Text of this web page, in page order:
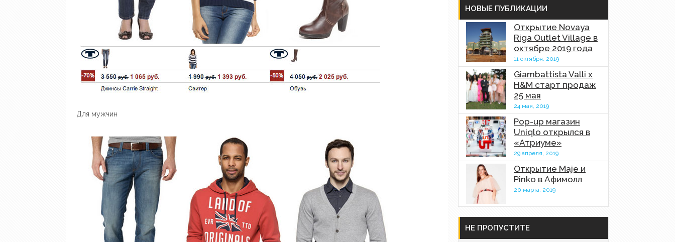
Для мужчин
НОВЫЕ ПУБЛИКАЦИИ
Открытие Novaya
Riga Outlet Village в
октябре 2019 года
11 октября, 2019
Giambattista Valli x
H&M старт продаж
25 мая
24 мая, 2019
Pop-up магазин
Uniqlo открылся в
«Атриуме»
29 апреля, 2019
Открытие Maje и
Pinko в Афимолл
20 марта, 2019
НЕ ПРОПУСТИТЕ